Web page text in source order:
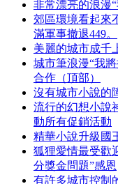
非常漂亮的浪漫
郊區環境看起來
滿軍事撤退449。
美麗的城市成千
城市筆浪漫“我
合作（頂部）
沒有城市小說的
流行的幻想小說
動所有促銷活動
精華小說升級國
狐狸愛情最受歡
分獎金問題”感恩
有許多城市控制